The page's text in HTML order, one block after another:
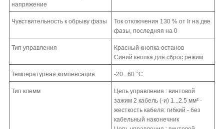
напряжение
Чувствительность к обрыву фазы
Ток отключения 130 % от Ir на две
фазы, последняя на 0
Тип управления
Красный кнопка останов
Синий кнопка для сброс режим
Температурная компенсация -20...60 °C
Тип клемм
Цепь управления : винтовой
зажим 2 кабель (-и) 1...2.5 мм² -
жесткость кабеля: гибкий - без
кабельный наконечник